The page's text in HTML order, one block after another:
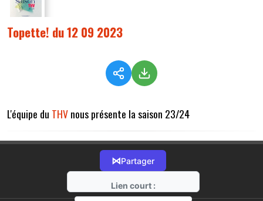
Topette! du 12 09 2023
L'équipe du THVnous présente la saison 23/24
⋈Partager
Lien court :